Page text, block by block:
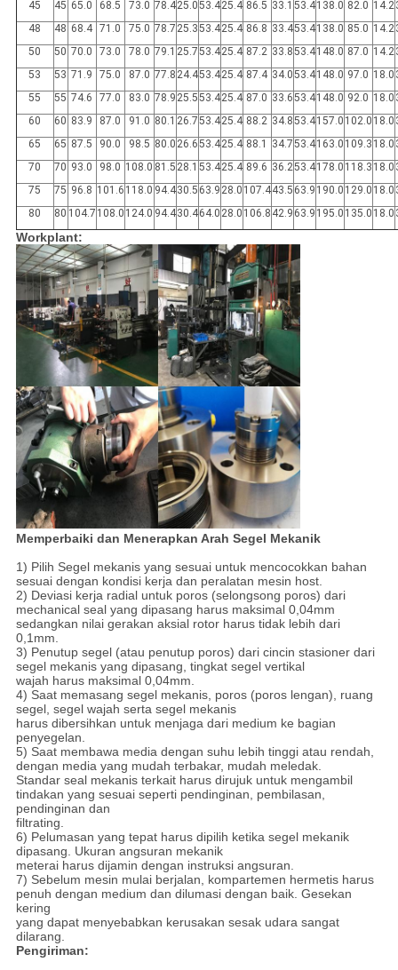
45 45 65.0 68.5 73.0 78.425.053.425.4 86.5 33.1 53.4138.0 82.0 14.2
48
48 68.4 71.0 75.0 78.7 25.353.425.4 86.8 33.453.4138.0 85.0 14.2
50
50 70.0 73.0 78.0 79.1 25.753.425.4 87.2 33.853.4148.0 87.0 14.2
53
53 71.9 75.0 87.0 77.8 24.453.425.4 87.4 34.053.4148.0 97.0 18.0
55
55 74.6 77.0 83.0 78.9 25.553.425.4 87.0 33.653.4148.0 92.0 18.0
60
60 83.9 87.0 91.0 80.1 26.753.425.4 88.2 34.853.4157.0 102.0 18.0
65
65 87.5 90.0 98.5 80.0 26.653.425.4 88.1 34.753.4163.0 109.3 18.0
70
70 93.0 98.0 108.0 81.5 28.1 53.425.4 89.6 36.253.4178.0 118.3 18.0
75
75 96.8 101.6 118.0 94.430.5 63.9 28.0 107.443.5 63.9 190.0 129.0 18.0
80
80 104.7 108.0 124.0 94.430.464.0 28.0 106.8 42.9 63.9 195.0 135.0 18.0
Workplant:
Memperbaiki dan Menerapkan Arah Segel Mekanik
1) Pilih Segel mekanis yang sesuai untuk mencocokkan bahan
sesuai dengan kondisi kerja dan peralatan mesin host.
2) Deviasi kerja radial untuk poros (selongsong poros) dari
mechanical seal yang dipasang harus maksimal 0,04mm
sedangkan nilai gerakan aksial rotor harus tidak lebih dari
0,1mm.
3) Penutup segel (atau penutup poros) dari cincin stasioner dari
segel mekanis yang dipasang, tingkat segel vertikal
wajah harus maksimal 0,04mm.
4) Saat memasang segel mekanis, poros (poros lengan), ruang
segel, segel wajah serta segel mekanis
harus dibersihkan untuk menjaga dari medium ke bagian
penyegelan.
5) Saat membawa media dengan suhu lebih tinggi atau rendah,
dengan media yang mudah terbakar, mudah meledak.
Standar seal mekanis terkait harus dirujuk untuk mengambil
tindakan yang sesuai seperti pendinginan, pembilasan,
pendinginan dan
filtrating.
6) Pelumasan yang tepat harus dipilih ketika segel mekanik
dipasang. Ukuran angsuran mekanik
meterai harus dijamin dengan instruksi angsuran.
7) Sebelum mesin mulai berjalan, kompartemen hermetis harus
penuh dengan medium dan dilumasi dengan baik. Gesekan
kering
yang dapat menyebabkan kerusakan sesak udara sangat
dilarang.
Pengiriman: